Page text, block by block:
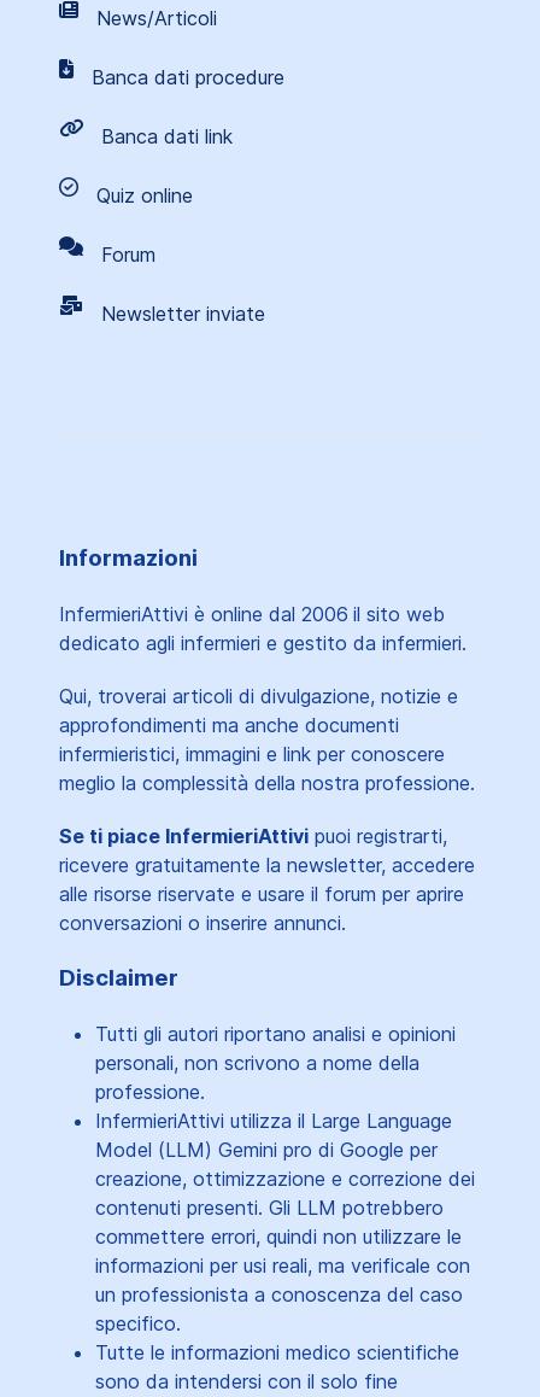
News/Articoli
Banca dati procedure
Banca dati link
Quiz online
Forum
Newsletter inviate
Informazioni
InfermieriAttivi è online dal 2006 il sito web
dedicato agli infermieri e gestito da infermieri.
Qui, troverai articoli di divulgazione, notizie e
approfondimenti ma anche documenti
infermieristici, immagini e link per conoscere
meglio la complessità della nostra professione.
Se ti piace InfermieriAttivi puoi registrarti,
ricevere gratuitamente la newsletter, accedere
alle risorse riservate e usare il forum per aprire
conversazioni o inserire annunci.
Disclaimer
Tutti gli autori riportano analisi e opinioni
personali, non scrivono a nome della
professione.
InfermieriAttivi utilizza il Large Language
Model (LLM) Gemini pro di Google per
creazione, ottimizzazione e correzione dei
contenuti presenti. Gli LLM potrebbero
commettere errori, quindi non utilizzare le
informazioni per usi reali, ma verificale con
un professionista a conoscenza del caso
specifico.
Tutte le informazioni medico scientifiche
sono da intendersi con il solo fine